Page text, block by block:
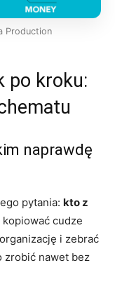
Production
po kroku:
naprawdę
pytania: kto z
kopiować cudze
i zebrać
zrobić nawet bez